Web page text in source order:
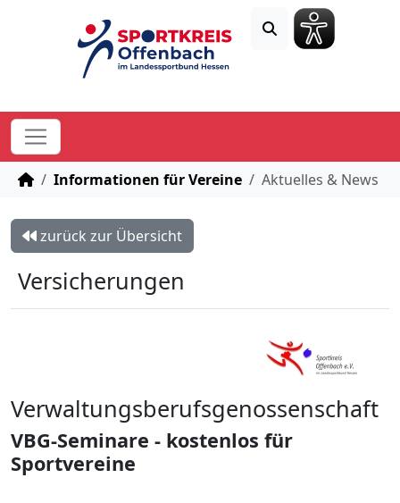
STARTSEITE
Informationen für Vereine Aktuelles & News
zurück zur Übersicht
Versicherungen
Verwaltungsberufsgenossenschaft
VBG-Seminare - kostenlos für
Sportvereine